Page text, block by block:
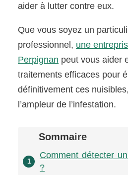
aider à lutter contre eux.
Que vous soyez un
professionnel, une
Perpignan peut vous aider
traitements efficaces pour
définitivement ces
l’ampleur de l’infestation.
Sommaire
1
Comment détecter
?